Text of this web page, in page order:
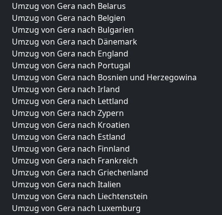
Umzug von Gera nach Belarus
Umzug von Gera nach Belgien
Umzug von Gera nach Bulgarien
Umzug von Gera nach Dänemark
Umzug von Gera nach England
Umzug von Gera nach Portugal
Umzug von Gera nach Bosnien und Herzegowina
Umzug von Gera nach Irland
Umzug von Gera nach Lettland
Umzug von Gera nach Zypern
Umzug von Gera nach Kroatien
Umzug von Gera nach Estland
Umzug von Gera nach Finnland
Umzug von Gera nach Frankreich
Umzug von Gera nach Griechenland
Umzug von Gera nach Italien
Umzug von Gera nach Liechtenstein
Umzug von Gera nach Luxemburg